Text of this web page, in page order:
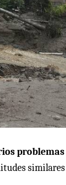
similares